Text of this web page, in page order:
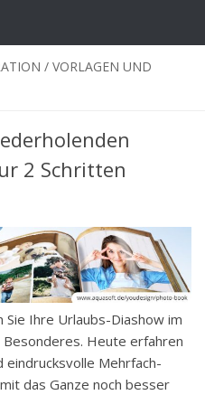
/ VORLAGEN UND
2 Schritten
Sie Ihre Urlaubs-Diashow im
Heute erfahren
eindrucksvolle Mehrfach-
das Ganze noch besser